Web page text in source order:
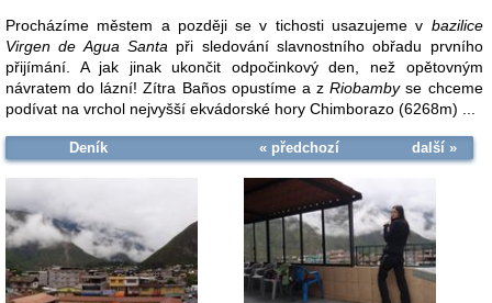
Procházíme městem a později se v tichosti usazujeme v bazilice
Virgen de Agua Santapři sledování slavnostního obřadu prvního
přijímání. A jak jinak ukončit odpočinkový den, než opětovným
návratem do lázní! Zítra Baños opustíme a zRiobambyse chceme
podívat na vrchol nejvyšší ekvádorské hory Chimborazo (6268m) ...
« předchozí
Deník další »